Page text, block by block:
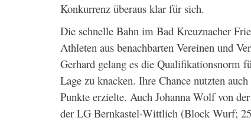
Konkurrenz überaus klar für sich.
Die schnelle Bahn im Bad Kreuznacher
Athleten aus benachbarten Vereinen und
Gerhard gelang es die Qualifikationsnorm
Lage zu knacken. Ihre Chance nutzten
Punkte erzielte. Auch Johanna Wolf von
der LG Bernkastel-Wittlich (Block Wurf;